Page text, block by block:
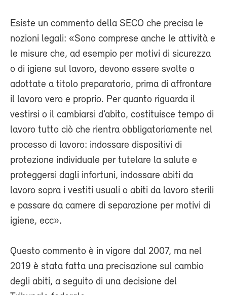
Esiste un commento della SECO che precisa le
nozioni legali: «Sono comprese anche le attività e
le misure che, ad esempio per motivi di sicurezza
o di igiene sul lavoro, devono essere svolte o
adottate a titolo preparatorio, prima di affrontare
il lavoro vero e proprio. Per quanto riguarda il
vestirsi o il cambiarsi d’abito, costituisce tempo di
lavoro tutto ciò che rientra obbligatoriamente nel
processo di lavoro: indossare dispositivi di
protezione individuale per tutelare la salute e
proteggersi dagli infortuni, indossare abiti da
lavoro sopra i vestiti usuali o abiti da lavoro sterili
e passare da camere di separazione per motivi di
igiene, ecc».
Questo commento è in vigore dal 2007, ma nel
2019 è stata fatta una precisazione sul cambio
degli abiti, a seguito di una decisione del